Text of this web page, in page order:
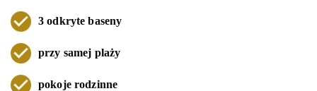
3 odkryte baseny
przy samej plaży
pokoje rodzinne